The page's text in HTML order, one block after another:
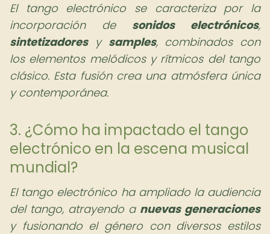
El tango electrónico se caracteriza por la
incorporación de sonidos electrónicos,
sintetizadoresy samples, combinados con
los elementos melódicos y rítmicos del tango
clásico. Esta fusión crea una atmósfera única
y contemporánea.
3. ¿Cómo ha impactado el tango
electrónico en la escena musical
mundial?
El tango electrónico ha ampliado la audiencia
del tango, atrayendo a nuevas generaciones
y fusionando el género con diversos estilos